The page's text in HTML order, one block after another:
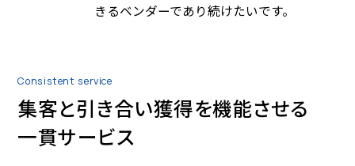
きるベンダーであり続けたいです。
Consistent service
集客と引き合い獲得を機能させる
一貫サービス